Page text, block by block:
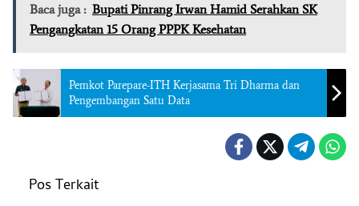
Baca juga : Bupati Pinrang Irwan Hamid Serahkan SK
Pengangkatan 15 Orang PPPK Kesehatan
Pemkot Parepare-ITH Kerjasama Tri Dharma dan
Pengembangan Satu Data
Pos Terkait